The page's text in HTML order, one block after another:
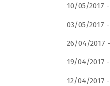
10/05/2017 -
03/05/2017 -
26/04/2017 -
19/04/2017 -
12/04/2017 -